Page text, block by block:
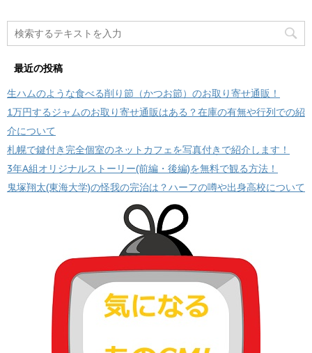
最近の投稿
生ハムのような食べる削り節（かつお節）のお取り寄せ通販！
1万円するジャムのお取り寄せ通販はある？在庫の有無や行列での紹
介について
札幌で鍵付き完全個室のネットカフェを写真付きで紹介します！
3年A組オリジナルストーリー(前編・後編)を無料で観る方法！
鬼塚翔太(東海大学)の怪我の完治は？ハーフの噂や出身高校について